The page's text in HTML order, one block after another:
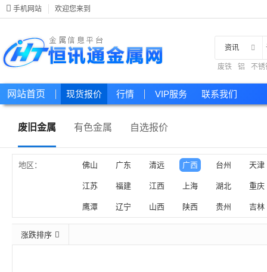
手机网站 欢迎您来到
资讯
现货
废铁 铝 不锈
网站首页 现货报价 行情 VIP服务 联系我们
废旧金属 有色金属 自选报价
地区： 佛山 广东 清远 广西 台州 天津
江苏 福建 江西 上海 湖北 重庆
鹰潭 辽宁 山西 陕西 贵州 吉林
涨跌排序